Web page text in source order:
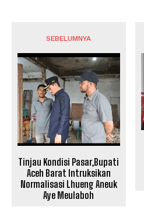
SEBELUMNYA
Tinjau Kondisi Pasar,Bupati
Aceh Barat Intruksikan
Normalisasi Lhueng Aneuk
Aye Meulaboh